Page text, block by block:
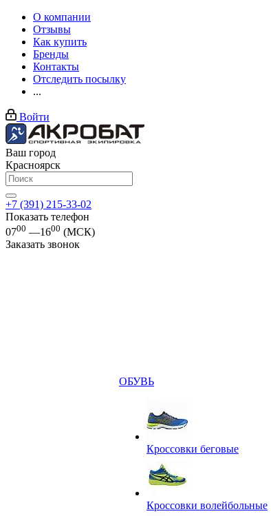
О компании
Отзывы
Как купить
Бренды
Контакты
Отследить посылку
...
Войти
Ваш город
Красноярск
+7 (391) 215-33-02
Показать телефон
0700 —1600 (МСК)
Заказать звонок
ОБУВЬ
Кроссовки беговые
Кроссовки волейбольные